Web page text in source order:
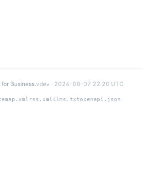
Business.vdev · 2026-08-07 22:20 UTC
rss.xml llms.txtopenapi.json